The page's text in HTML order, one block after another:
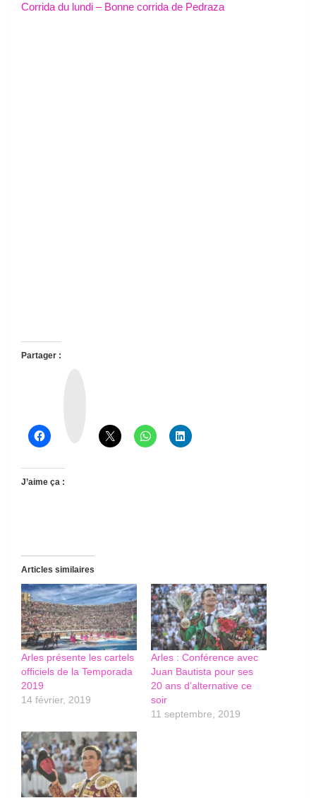
Corrida du lundi – Bonne corrida de Pedraza
Partager :
J’aime ça :
Articles similaires
Arles présente les cartels
officiels de la Temporada
2019
14 février, 2019
Arles : Conférence avec
Juan Bautista pour ses
20 ans d’alternative ce
soir
11 septembre, 2019